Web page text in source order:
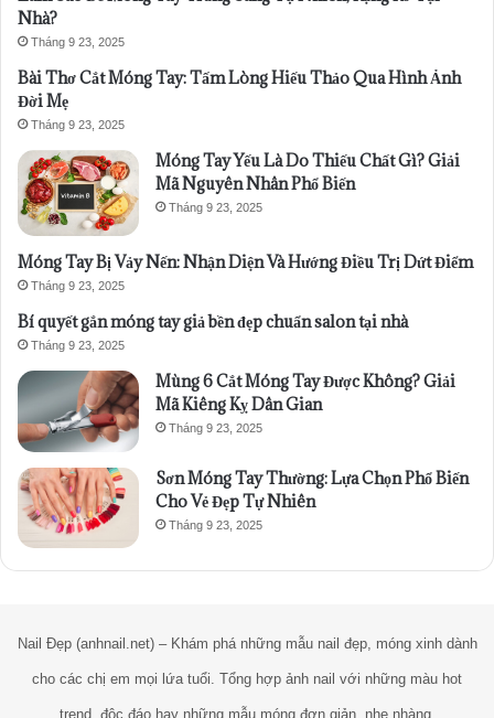
Nhà?
Tháng 9 23, 2025
Bài Thơ Cắt Móng Tay: Tấm Lòng Hiếu Thảo Qua Hình Ảnh
Đời Mẹ
Tháng 9 23, 2025
Móng Tay Yếu Là Do Thiếu Chất Gì? Giải
Mã Nguyên Nhân Phổ Biến
Tháng 9 23, 2025
Móng Tay Bị Vảy Nến: Nhận Diện Và Hướng Điều Trị Dứt Điểm
Tháng 9 23, 2025
Bí quyết gắn móng tay giả bền đẹp chuẩn salon tại nhà
Tháng 9 23, 2025
Mùng 6 Cắt Móng Tay Được Không? Giải
Mã Kiêng Kỵ Dân Gian
Tháng 9 23, 2025
Sơn Móng Tay Thường: Lựa Chọn Phổ Biến
Cho Vẻ Đẹp Tự Nhiên
Tháng 9 23, 2025
Nail Đẹp (anhnail.net) – Khám phá những mẫu nail đẹp, móng xinh dành
cho các chị em mọi lứa tuổi. Tổng hợp ảnh nail với những màu hot
trend, độc đáo hay những mẫu móng đơn giản, nhẹ nhàng.